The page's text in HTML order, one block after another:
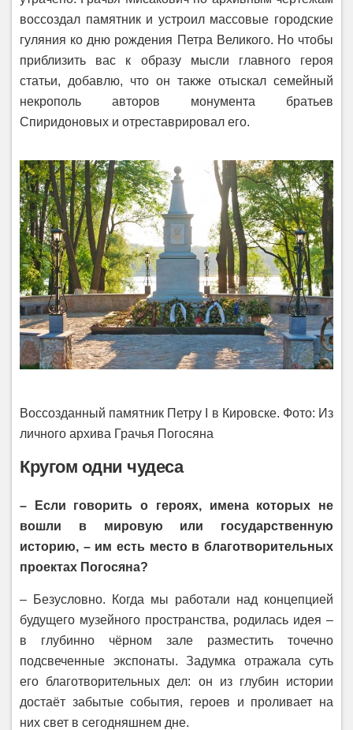
воссоздал памятник и устроил массовые городские
гуляния ко дню рождения Петра Великого. Но чтобы
приблизить вас к образу мысли главного героя
статьи, добавлю, что он также отыскал семейный
некрополь авторов монумента братьев
Спиридоновых и отреставрировал его.
Воссозданный памятник Петру I в Кировске. Фото: Из
личного архива Грачья Погосяна
Кругом одни чудеса
– Если говорить о героях, имена которых не
вошли в мировую или государственную
историю, – им есть место в благотворительных
проектах Погосяна?
– Безусловно. Когда мы работали над концепцией
будущего музейного пространства, родилась идея –
в глубинно чёрном зале разместить точечно
подсвеченные экспонаты. Задумка отражала суть
его благотворительных дел: он из глубин истории
достаёт забытые события, героев и проливает на
них свет в сегодняшнем дне.